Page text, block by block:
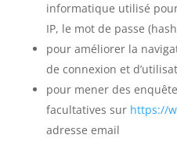
informatique utilisé
IP, le mot de passe
pour améliorer la
de connexion et
pour mener des
facultatives sur https://
adresse email